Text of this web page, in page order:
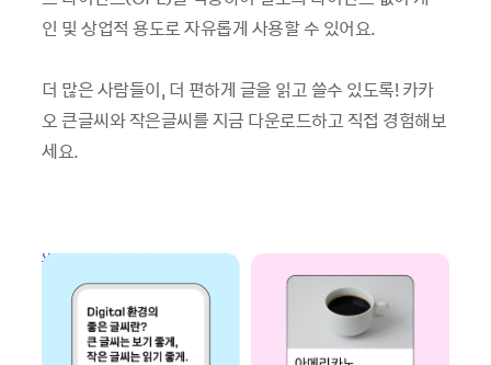
인 및 상업적 용도로 자유롭게 사용할 수 있어요.
더 많은 사람들이, 더 편하게 글을 읽고 쓸수 있도록! 카카
오 큰글씨와 작은글씨를 지금 다운로드하고 직접 경험해보
세요.
이미지 새창 열림